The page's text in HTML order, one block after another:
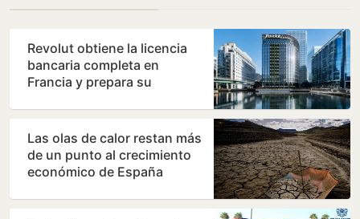
Revolut obtiene la licencia
bancaria completa en
Francia y prepara su
Las olas de calor restan más
de un punto al crecimiento
económico de España